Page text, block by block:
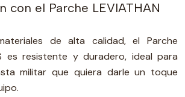
con el Parche LEVIATHAN
de alta calidad, el Parche
es resistente y duradero, ideal para
militar que quiera darle un toque